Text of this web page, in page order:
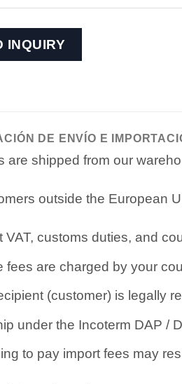
DE ENVÍO E
are shipped from our
outside the European
VAT, customs duties, and
fees are charged by your
(customer) is legally
under the Incoterm DAP /
to pay import fees may